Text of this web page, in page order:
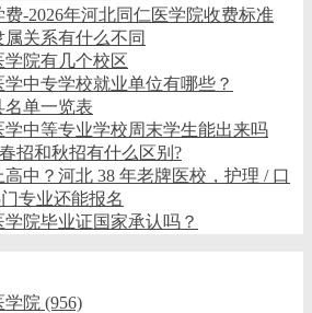
费-2026年河北同仁医学院收费标准
属关系有什么不同
学院有几个校区
中专学校就业单位有哪些？
名单一览表
学中等专业学校周末学生能出来吗
招和秋招有什么区别?
中？河北 38 年老牌医校，护理 / 口
专业还能报名
院毕业证国家承认吗？
学院 (956)